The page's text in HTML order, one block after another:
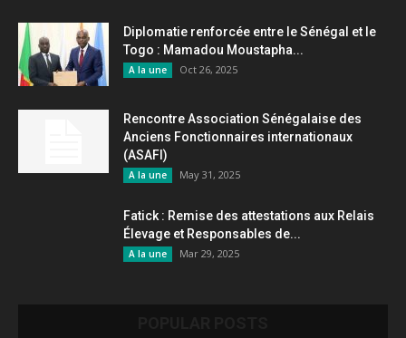
Diplomatie renforcée entre le Sénégal et le
Togo : Mamadou Moustapha...
A la une Oct 26, 2025
Rencontre Association Sénégalaise des
Anciens Fonctionnaires internationaux
(ASAFI)
A la une May 31, 2025
Fatick : Remise des attestations aux Relais
Élevage et Responsables de...
A la une Mar 29, 2025